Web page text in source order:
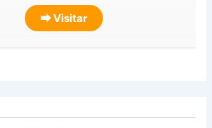
⮕ Visitar